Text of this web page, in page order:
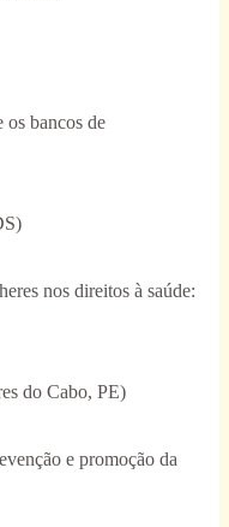
os bancos de
nos direitos à saúde:
do Cabo, PE)
e promoção da